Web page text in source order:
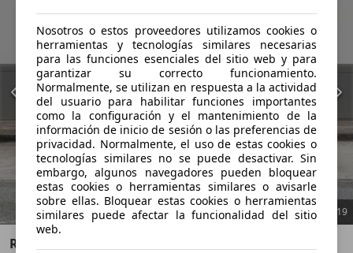
19
Renault
Nosotros o estos proveedores utilizamos cookies o
herramientas y tecnologías similares necesarias
para las funciones esenciales del sitio web y para
garantizar su correcto funcionamiento.
Normalmente, se utilizan en respuesta a la actividad
del usuario para habilitar funciones importantes
como la configuración y el mantenimiento de la
información de inicio de sesión o las preferencias de
privacidad. Normalmente, el uso de estas cookies o
tecnologías similares no se puede desactivar. Sin
embargo, algunos navegadores pueden bloquear
estas cookies o herramientas similares o avisarle
sobre ellas. Bloquear estas cookies o herramientas
similares puede afectar la funcionalidad del sitio
web.